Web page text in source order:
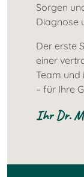
Sorgen
Diagnose
Der erste
einer
Team und
– für Ihre
Ihr Dr.